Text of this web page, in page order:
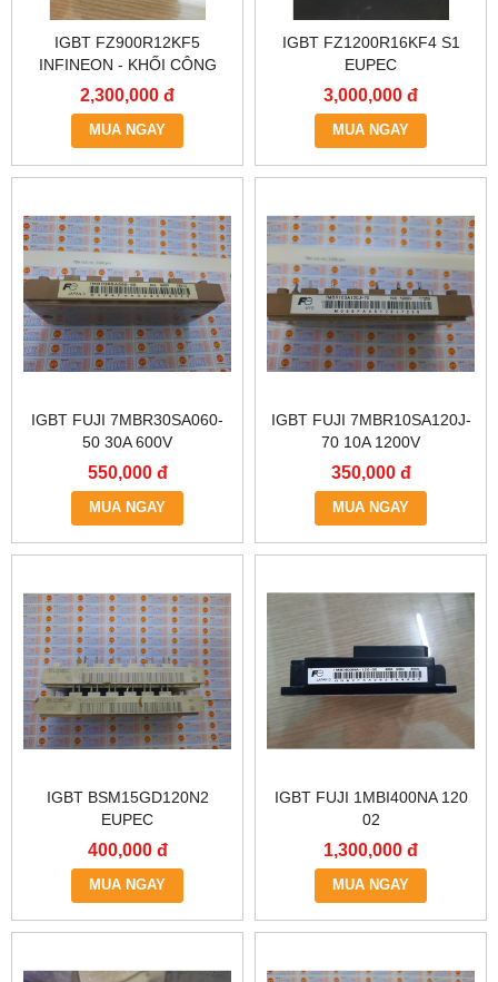
IGBT FZ900R12KF5
INFINEON - KHỐI CÔNG
SUẤT FZ900R12KF5 900A
1200V
2,300,000 đ
MUA NGAY
IGBT FZ1200R16KF4 S1
EUPEC
3,000,000 đ
MUA NGAY
IGBT FUJI 7MBR30SA060-
50 30A 600V
550,000 đ
MUA NGAY
IGBT FUJI 7MBR10SA120J-
70 10A 1200V
350,000 đ
MUA NGAY
IGBT BSM15GD120N2
EUPEC
400,000 đ
MUA NGAY
IGBT FUJI 1MBI400NA 120
02
1,300,000 đ
MUA NGAY